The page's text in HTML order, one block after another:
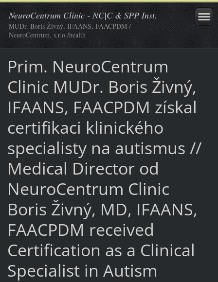
NeuroCentrum Clinic - NC|C & SPP Inst.
MUDr. Boris Živný, IFAANS, FAACPDM /
NeuroCentrum, s.r.o./health
Prim. NeuroCentrum
Clinic MUDr. Boris Živný,
IFAANS, FAACPDM získal
certifikaci klinického
specialisty na autismus //
Medical Director od
NeuroCentrum Clinic
Boris Živný, MD, IFAANS,
FAACPDM received
Certification as a Clinical
Specialist in Autism